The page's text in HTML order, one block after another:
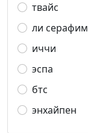
твайс
ли серафим
иччи
эспа
бтс
энхайпен